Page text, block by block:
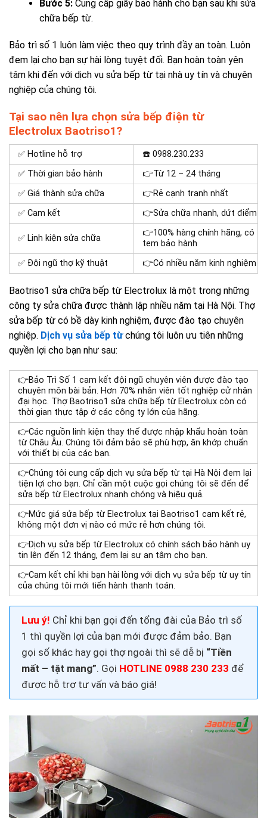
Bước 5:Cung cấp giấy bảo hành cho bạn sau khi sửa
chữa bếp từ.
Bảo trì số 1 luôn làm việc theo quy trình đầy an toàn. Luôn
đem lại cho bạn sự hài lòng tuyệt đối. Bạn hoàn toàn yên
tâm khi đến với dịch vụ sửa bếp từ tại nhà uy tín và chuyên
nghiệp của chúng tôi.
Tại sao nên lựa chọn sửa bếp điện từ
Electrolux Baotriso1?
✅ Hotline hỗ trợ
☎️ 0988.230.233
✅ Thời gian bảo hành
👉Từ 12 – 24 tháng
✅ Giá thành sửa chữa
👉Rẻ cạnh tranh nhất
✅ Cam kết
👉Sửa chữa nhanh, dứt điểm
✅ Linh kiện sửa chữa
👉100% hàng chính hãng, có
tem bảo hành
✅ Đội ngũ thợ kỹ thuật
👉Có nhiều năm kinh nghiệm
Baotriso1 sửa chữa bếp từ Electrolux là một trong những
công ty sửa chữa được thành lập nhiều năm tại Hà Nội. Thợ
sửa bếp từ có bề dày kinh nghiệm, được đào tạo chuyên
nghiệp. Dịch vụ sửa bếp từchúng tôi luôn ưu tiên những
quyền lợi cho bạn như sau:
👉Bảo Trì Số 1 cam kết đội ngũ chuyên viên được đào tạo
chuyên môn bài bản. Hơn 70% nhân viên tốt nghiệp cử nhân
đại học. Thợ Baotriso1 sửa chữa bếp từ Electrolux còncó
thời gian thực tập ở các công ty lớn của hãng.
👉Các nguồn linh kiện thay thế được nhập khẩu hoàn toàn
từ Châu Âu. Chúng tôi đảm bảo sẽ phù hợp, ăn khớp chuẩn
với thiết bị của các bạn.
👉Chúng tôi cung cấp dịch vụ sửa bếp từ tại Hà Nội đem lại
tiện lợi cho bạn. Chỉ cần một cuộc gọi chúng tôi sẽ đến để
sửa bếp từ Electrolux nhanh chóng và hiệu quả.
👉Mức giásửa bếp từ Electrolux tại Baotriso1 cam kết rẻ,
không một đơn vị nào có mức rẻ hơn chúng tôi.
👉Dịch vụsửa bếp từ Electrolux có chính sách bảo hành uy
tin lên đến 12 tháng, đem lại sự an tâm cho bạn.
👉Cam kết chỉ khi bạn hài lòng với dịch vụsửa bếp từ uy tín
của chúng tôi mới tiến hành thanh toán.
Lưu ý! Chỉ khi bạn gọi đến tổng đài của Bảo trì số
1 thì quyền lợi của bạn mới được đảm bảo. Bạn
gọi số khác hay gọi thợ ngoài thì sẽ dễ bị “Tiền
mất – tật mang”. Gọi HOTLINE 0988 230 233 để
được hỗ trợ tư vấn và báo giá!